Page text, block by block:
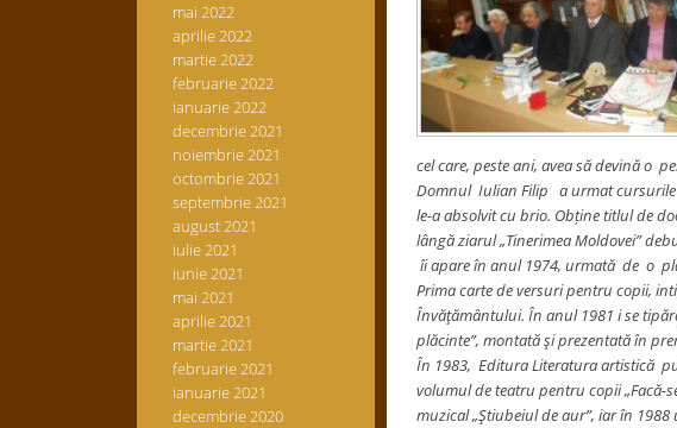
mai 2022
aprilie 2022
martie 2022
februarie 2022
ianuarie 2022
decembrie 2021
noiembrie 2021
octombrie 2021
septembrie 2021
august 2021
iulie 2021
iunie 2021
mai 2021
aprilie 2021
martie 2021
februarie 2021
ianuarie 2021
decembrie 2020
cel care, peste ani, avea să devină o
Domnul Iulian Filip a urmat cursurile
le-a absolvit cu brio. Obține titlul de
lângă ziarul „Tinerimea Moldovei”
îi apare în anul 1974, urmată de o
Prima carte de versuri pentru copii,
Învăţământului. În anul 1981 i se
plăcinte”, montată şi prezentată în
În 1983, Editura Literatura artistică
volumul de teatru pentru copii
muzical „Ştiubeiul de aur”, iar în